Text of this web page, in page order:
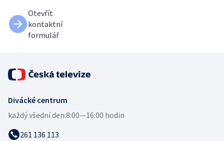
Otevřít
kontaktní
formulář
Divácké centrum
každý všední den:8:00—16:00 hodin
261 136 113